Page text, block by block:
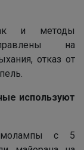
и методы
на
отказ от
используют
с 5